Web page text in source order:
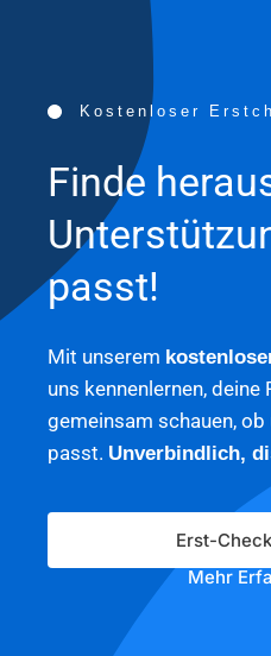
Kostenloser
Finde
passt!
Mit unserem
uns kennenlernen, deine
gemeinsam schauen,
passt. Unverbindlich,
Erst-
Mehr